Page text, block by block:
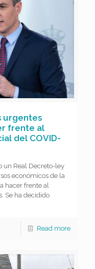
urgentes
frente al
del COVID-
un Real Decreto-ley
económicos de la
hacer frente al
Se ha decidido
Read more